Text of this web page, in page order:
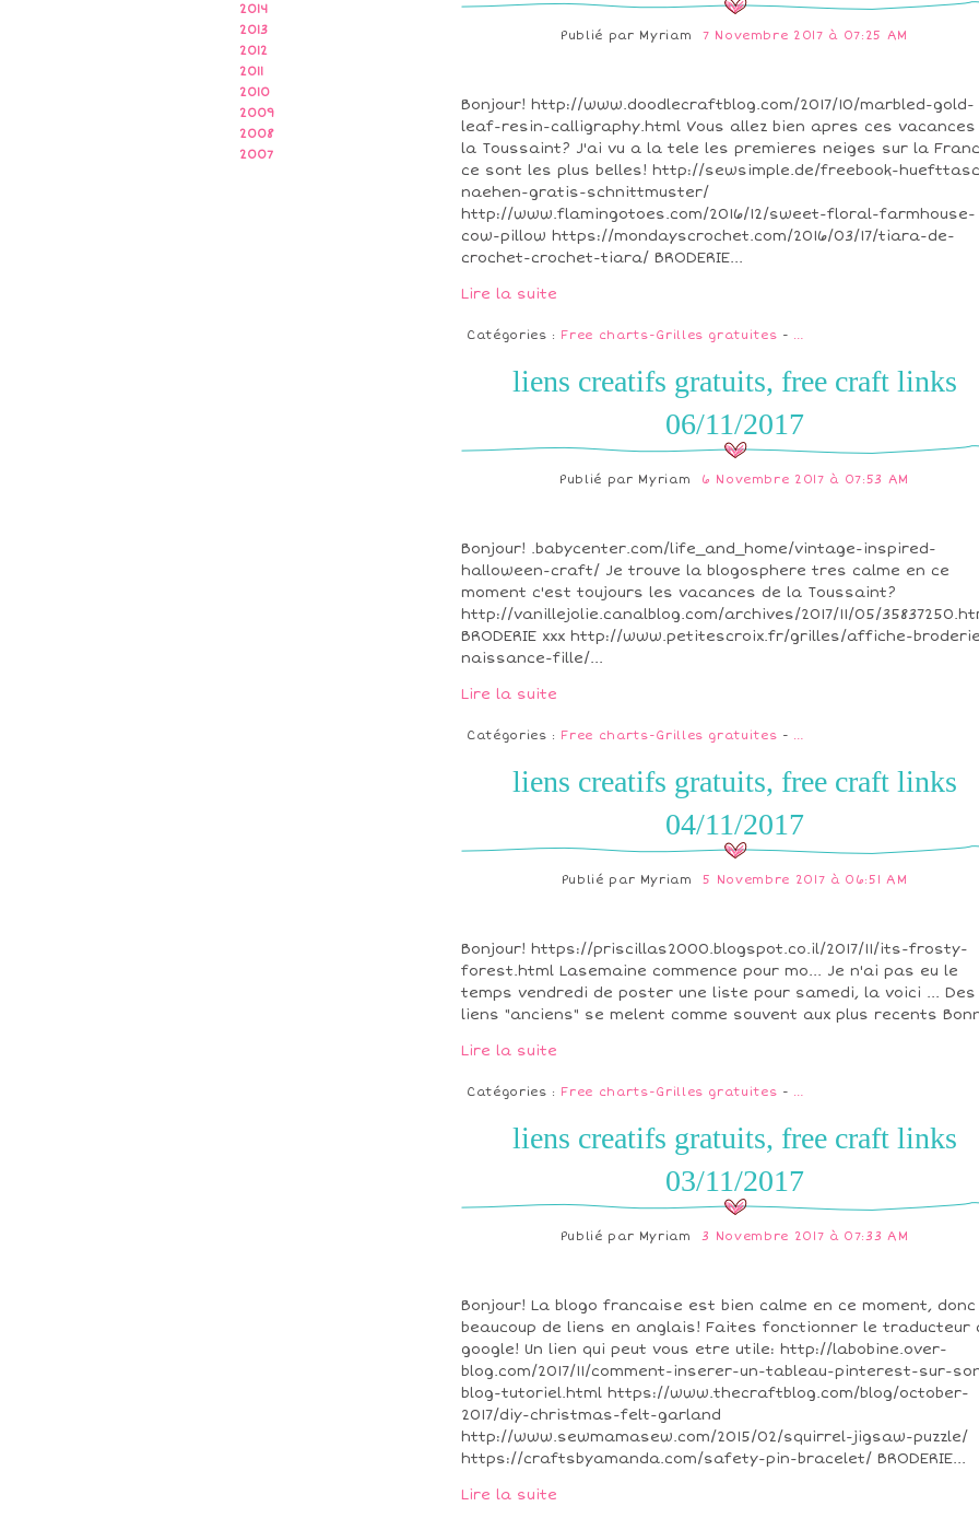
2014
2013
2012
2011
2010
2009
2008
2007
Publié par Myriam 7 Novembre 2017 à 07:25 AM
Bonjour! http://www.doodlecraftblog.com/2017/10/marbled-gold-
leaf-resin-calligraphy.html Vous allez bien apres ces vacances
la Toussaint? J'ai vu a la tele les premieres neiges sur la
ce sont les plus belles! http://sewsimple.de/freebook-
naehen-gratis-schnittmuster/
http://www.flamingotoes.com/2016/12/sweet-floral-farmhouse-
cow-pillow https://mondayscrochet.com/2016/03/17/tiara-de-
crochet-crochet-tiara/ BRODERIE...
Lire la suite
Catégories : Free charts-Grilles gratuites - …
liens creatifs gratuits, free craft links
06/11/2017
Publié par Myriam 6 Novembre 2017 à 07:53 AM
Bonjour! .babycenter.com/life_and_home/vintage-inspired-
halloween-craft/ Je trouve la blogosphere tres calme en ce
moment c'est toujours les vacances de la Toussaint?
http://vanillejolie.canalblog.com/archives/2017/11/05/
BRODERIE xxx http://www.petitescroix.fr/grilles/affiche-
naissance-fille/...
Lire la suite
Catégories : Free charts-Grilles gratuites - …
liens creatifs gratuits, free craft links
04/11/2017
Publié par Myriam 5 Novembre 2017 à 06:51 AM
Bonjour! https://priscillas2000.blogspot.co.il/2017/11/its-frosty-
forest.html Lasemaine commence pour mo... Je n'ai pas eu le
temps vendredi de poster une liste pour samedi, la voici ... Des
liens "anciens" se melent comme souvent aux plus recents
Lire la suite
Catégories : Free charts-Grilles gratuites - …
liens creatifs gratuits, free craft links
03/11/2017
Publié par Myriam 3 Novembre 2017 à 07:33 AM
Bonjour! La blogo francaise est bien calme en ce moment, donc
beaucoup de liens en anglais! Faites fonctionner le traducteur
google! Un lien qui peut vous etre utile: http://labobine.over-
blog.com/2017/11/comment-inserer-un-tableau-pinterest-sur-
blog-tutoriel.html https://www.thecraftblog.com/blog/october-
2017/diy-christmas-felt-garland
http://www.sewmamasew.com/2015/02/squirrel-jigsaw-puzzle/
https://craftsbyamanda.com/safety-pin-bracelet/ BRODERIE...
Lire la suite